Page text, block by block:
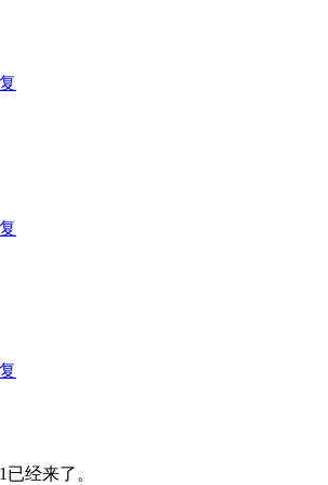
经来了。